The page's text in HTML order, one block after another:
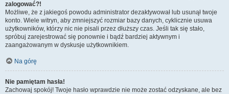
zalogować?!
Możliwe, że z jakiegoś powodu administrator dezaktywował lub usunął twoje
konto. Wiele witryn, aby zmniejszyć rozmiar bazy danych, cyklicznie usuwa
użytkowników, którzy nic nie pisali przez dłuższy czas. Jeśli tak się stało,
spróbuj zarejestrować się ponownie i bądź bardziej aktywnym i
zaangażowanym w dyskusje użytkownikiem.
Na górę
Nie pamiętam hasła!
Zachowaj spokój! Twoje hasło wprawdzie nie może zostać odzyskane, ale bez